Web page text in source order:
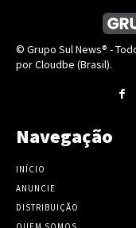
© Grupo Sul News® -
por Cloudbe (Brasil).
Navegação
INÍCIO
ANUNCIE
DISTRIBUIÇÃO